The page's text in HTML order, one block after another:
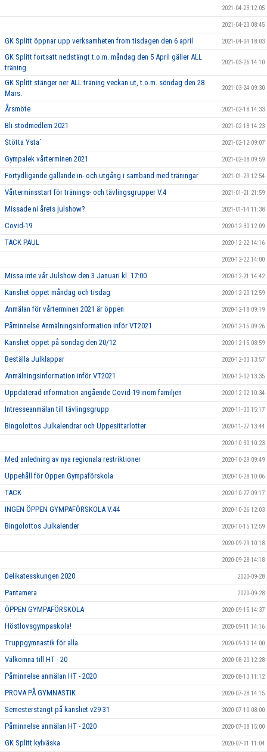
2021-04-23 12:05
2021-04-23 08:45
GK Splitt öppnar upp verksamheten from tisdagen den 6 april 2021-04-04 18:03
GK Splitt fortsatt nedstängt t.o.m. måndag den 5 April gäller ALL
träning.
2021-03-26 14:10
GK Splitt stänger ner ALL träning veckan ut, t.o.m. söndag den 28
Mars.
2021-03-24 09:30
Årsmöte 2021-02-18 14:33
Bli stödmedlem 2021 2021-02-18 14:23
Stötta Ysta´ 2021-02-12 09:07
Gympalek vårterminen 2021 2021-02-08 09:59
Förtydligande gällande in- och utgång i samband med träningar 2021-01-29 12:54
Vårterminsstart för tränings- och tävlingsgrupper V.4 2021-01-21 21:59
Missade ni årets julshow? 2021-01-14 11:38
Covid-19 2020-12-30 12:09
TACK PAUL 2020-12-22 14:16
2020-12-22 14:00
Missa inte vår Julshow den 3 Januari kl. 17:00 2020-12-21 14:42
Kansliet öppet måndag och tisdag 2020-12-20 12:59
Anmälan för vårterminen 2021 är öppen 2020-12-18 09:19
Påminnelse Anmälningsinformation inför VT2021 2020-12-15 09:26
Kansliet öppet på söndag den 20/12 2020-12-15 08:59
Beställa Julklappar 2020-12-03 13:57
Anmälningsinformation inför VT2021 2020-12-02 13:35
Uppdaterad information angående Covid-19 inom familjen 2020-12-02 10:34
Intresseanmälan till tävlingsgrupp 2020-11-30 15:17
Bingolottos Julkalendrar och Uppesittarlotter 2020-11-27 13:44
2020-10-30 10:23
Med anledning av nya regionala restriktioner 2020-10-29 09:49
Uppehåll för Öppen Gympaförskola 2020-10-28 10:06
TACK 2020-10-27 09:17
INGEN ÖPPEN GYMPAFÖRSKOLA V.44 2020-10-26 12:03
Bingolottos Julkalender 2020-10-15 12:59
2020-09-29 10:18
2020-09-28 14:18
Delikatesskungen 2020 2020-09-28
Pantamera 2020-09-28
ÖPPEN GYMPAFÖRSKOLA 2020-09-15 14:37
Höstlovsgympaskola! 2020-09-11 14:16
Truppgymnastik för alla 2020-09-10 14:00
Välkomna till HT - 20 2020-08-20 12:28
Påminnelse anmälan HT - 2020 2020-08-13 11:12
PROVA PÅ GYMNASTIK 2020-07-28 14:15
Semesterstängt på kansliet v29-31 2020-07-10 08:00
Påminnelse anmälan HT - 2020 2020-07-08 15:00
GK Splitt kylväska 2020-07-01 11:04